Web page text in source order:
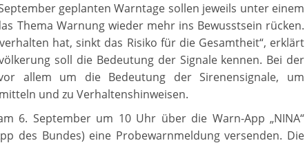
geplanten Warntage sollen jeweils unter einem
Thema Warnung wieder mehr ins Bewusstsein rücken.
hat, sinkt das Risiko für die Gesamtheit“, erklärt
soll die Bedeutung der Signale kennen. Bei der
allem um die Bedeutung der Sirenensignale, um
und zu Verhaltenshinweisen.
6. September um 10 Uhr über die Warn-App „NINA“
des Bundes) eine Probewarnmeldung versenden. Die